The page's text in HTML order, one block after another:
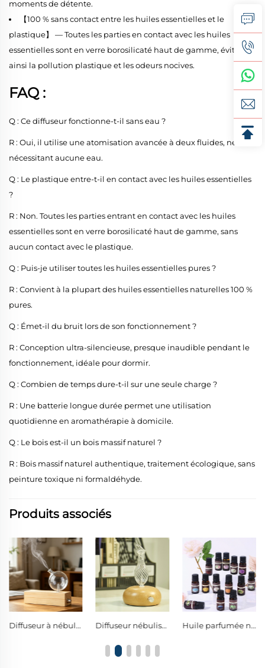
moments de détente.
【100 % sans contact entre les huiles essentielles et le
plastique】 — Toutes les parties en contact avec les huiles
essentielles sont en verre borosilicaté haut de gamme, évitant
ainsi la pollution plastique et les odeurs nocives.
FAQ :
Q : Ce diffuseur fonctionne-t-il sans eau ?
R : Oui, il utilise une atomisation avancée à deux fluides, ne
nécessitant aucune eau.
Q : Le plastique entre-t-il en contact avec les huiles essentielles
?
R : Non. Toutes les parties entrant en contact avec les huiles
essentielles sont en verre borosilicaté haut de gamme, sans
aucun contact avec le plastique.
Q : Puis-je utiliser toutes les huiles essentielles pures ?
R : Convient à la plupart des huiles essentielles naturelles 100 %
pures.
Q : Émet-il du bruit lors de son fonctionnement ?
R : Conception ultra-silencieuse, presque inaudible pendant le
fonctionnement, idéale pour dormir.
Q : Combien de temps dure-t-il sur une seule charge ?
R : Une batterie longue durée permet une utilisation
quotidienne en aromathérapie à domicile.
Q : Le bois est-il un bois massif naturel ?
R : Bois massif naturel authentique, traitement écologique, sans
peinture toxique ni formaldéhyde.
Produits associés
Diffuseur à nébulisation sans eau en verre borosilicaté et bois massif naturel, avec bouton de commande métallique, diffuseur d’huiles essentielles pures à brume froide pour l’aromathérapie Diffuseur nébulisant sans eau en verre soufflé à la main et en bois massif avec commande à molette unique et veilleuse LED chaude Huile parfumée naturelle de luxe à base de plantes, huile essentielle premium pour la décoration intérieure et une ambiance de style hôtelier